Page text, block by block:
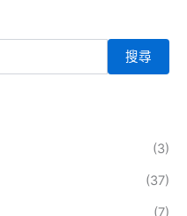
搜尋
(3)
(37)
(7)